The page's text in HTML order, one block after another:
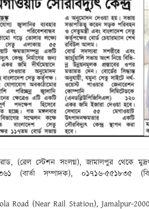
(রেল স্টেশন সংলগ্ন), জামালপুর থেকে
সম্পাদক), ০১৭১৬-৫৫১৮৩৫
(Near Rail Station), Jamalpur-